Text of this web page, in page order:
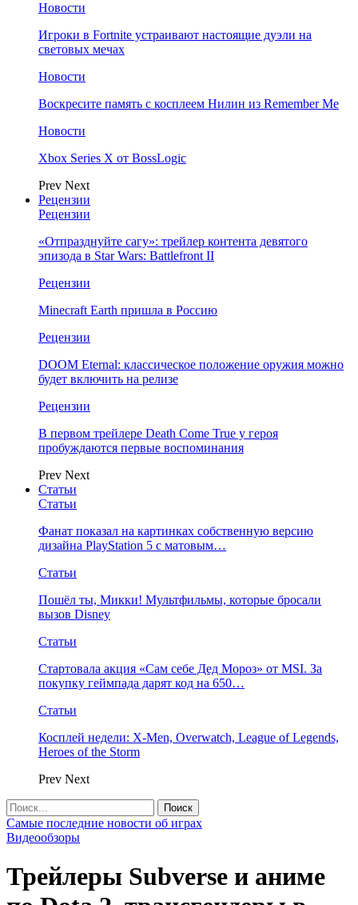
Новости
Игроки в Fortnite устраивают настоящие дуэли на
световых мечах
Новости
Воскресите память с косплеем Нилин из Remember Me
Новости
Xbox Series X от BossLogic
Prev Next
Рецензии
Рецензии
«Отпразднуйте сагу»: трейлер контента девятого
эпизода в Star Wars: Battlefront II
Рецензии
Minecraft Earth пришла в Россию
Рецензии
DOOM Eternal: классическое положение оружия можно
будет включить на релизе
Рецензии
В первом трейлере Death Come True у героя
пробуждаются первые воспоминания
Prev Next
Статьи
Статьи
Фанат показал на картинках собственную версию
дизайна PlayStation 5 с матовым…
Статьи
Пошёл ты, Микки! Мультфильмы, которые бросали
вызов Disney
Статьи
Стартовала акция «Сам себе Дед Мороз» от MSI. За
покупку геймпада дарят код на 650…
Статьи
Косплей недели: X-Men, Overwatch, League of Legends,
Heroes of the Storm
Prev Next
Самые последние новости об играх
Видеообзоры
Трейлеры Subverse и аниме